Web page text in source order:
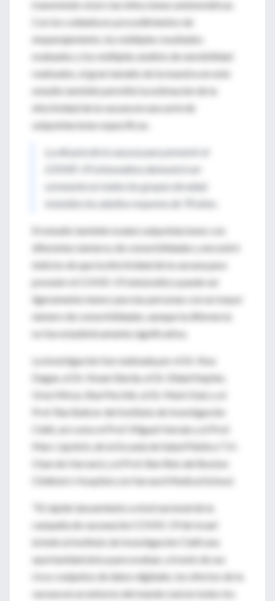
transmisión viral o las infecciones asintomáticas.
Con los cuidadosos procedimientos de
emparejamiento, los múltiples resultados
evaluados y los múltiples análisis de sensibilidad
realizados, el gran tamaño de la muestra en este
estudio también permitió la estimación de la
efectividad de la vacuna en una serie de
subpoblaciones específicas.
La eficacia de la vacuna para prevenir el
COVID-19 sintomático demostró ser
constante en todos los grupos de edad,
incluidos los adultos mayores de 70 años.
El estudio también evaluó subpoblaciones con
diferentes números de comorbilidades y encontró
indicios de que la efectividad de la vacuna para
prevenir el COVID-19 sintomático puede ser
ligeramente menor para las personas con un mayor
número de comorbilidades, aunque la diferencia
no fue estadísticamente significativa.
La investigación fue realizada por el Dr. Noa
Dagan, el Dr. Noam Barda, el Dr. Eldad Kepten,
Oren Miron, Shai Perchik, el Dr. Mark Katz y el
Prof. Ran Balicer del Instituto de Investigación
Clalit, así como el Prof. Miguel Hernán y el Prof.
Marc Lipsitch, de la Escuela de Salud Pública T.H.
Chan de Harvard, y el Prof. Ben Reis del Boston
Children's Hospital y la Harvard Medical School.
"El rápido lanzamiento a nivel nacional de la
campaña de vacunación COVID-19 de Israel
brindó al Instituto de Investigación Clalit una
oportunidad única para evaluar, a través de sus
ricos conjuntos de datos digitales, los efectos de la
vacuna en un entorno del mundo real en todos los